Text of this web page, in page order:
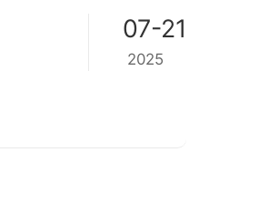
07-21
2025